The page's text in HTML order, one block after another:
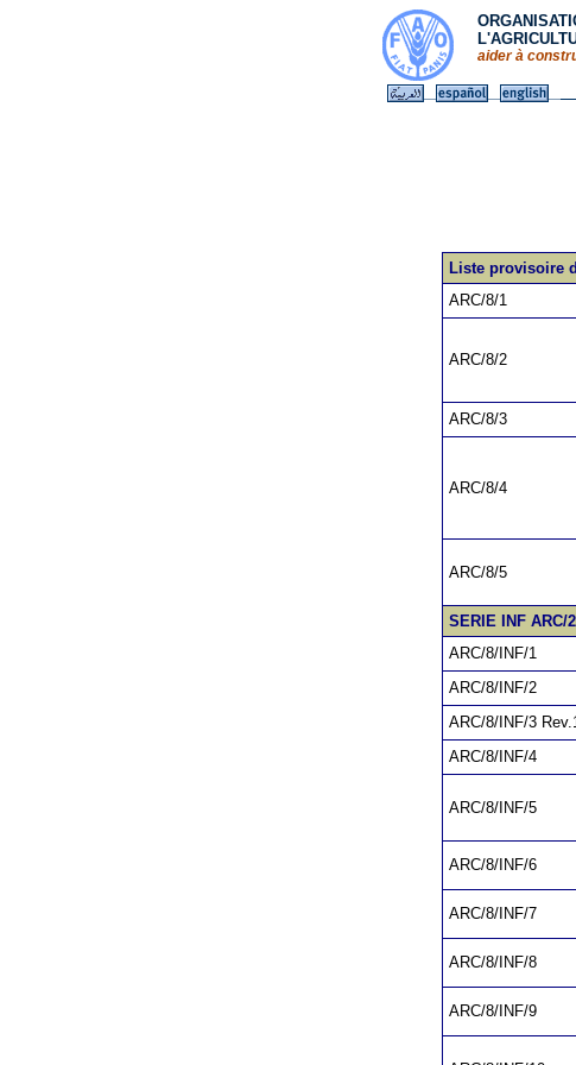
aider à
Liste provisoire
ARC/8/1
ARC/8/2
ARC/8/3
ARC/8/4
ARC/8/5
SERIE INF ARC/
ARC/8/INF/1
ARC/8/INF/2
ARC/8/INF/3
ARC/8/INF/4
ARC/8/INF/5
ARC/8/INF/6
ARC/8/INF/7
ARC/8/INF/8
ARC/8/INF/9